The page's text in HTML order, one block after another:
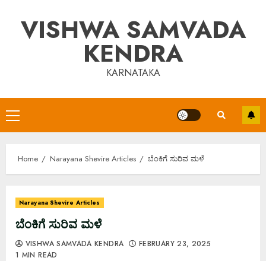
contentVISHWA SAMVADA
KENDRA
KARNATAKA
Primary
Menu
Home Narayana Shevire Articles ಬೆಂಕಿಗೆ ಸುರಿವ ಮಳೆ
Narayana Shevire Articles
ಬೆಂಕಿಗೆ ಸುರಿವ ಮಳೆ
VISHWA SAMVADA KENDRA
FEBRUARY 23, 2025
1 MIN READ